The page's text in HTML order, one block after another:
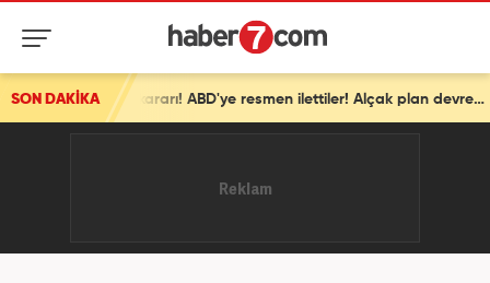
SON DAKİKA İsrail'den ortalığı karıştıracak Gazze kararı! ABD'ye resmen ilettiler! Alçak plan devrede